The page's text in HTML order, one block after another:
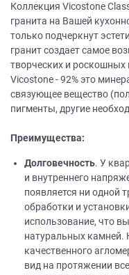
Коллекция Vicostone
гранита на Вашей
только подчеркнут
гранит создает самое
творческих и
Vicostone - 92% это
связующее вещество
пигменты, другие
Преимущества:
Долговечность. У
и внутреннего
появляется ни одной
обработки и
использование, что
натуральных камней.
качественного
вид на протяжении